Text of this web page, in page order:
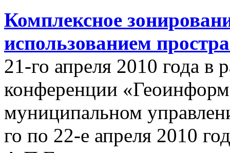
Комплексное
использованием
21-го апреля 2010 года в
конференции
муниципальном
го по 22-е апреля 2010